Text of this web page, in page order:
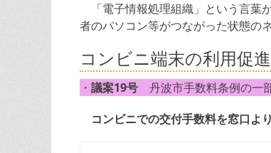
「電子情報処理組織」という言葉
者のパソコン等がつながった状態の
コンビニ端末の利用促進
・ 議案19号 丹波市手数料条例の一
コンビニでの交付手数料を窓口よ